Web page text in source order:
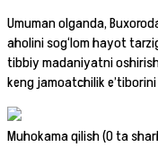
Umuman olganda,
aholini sog‘lom hayot
tibbiy madaniyatni
keng jamoatchilik
Muhokama qilish (0 ta